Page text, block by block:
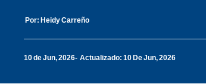
Por: Heidy Carreño
10 de Jun, 2026 Actualizado: 10 De Jun, 2026